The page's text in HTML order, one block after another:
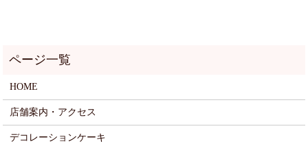
HOME
店舗案内・アクセス
デコレーションケーキ